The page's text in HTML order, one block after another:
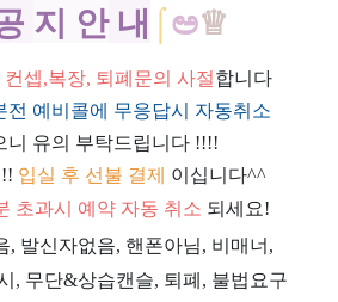
지 안내 ⌠ಅ♕
셉,복장, 퇴폐문의 사절합니다
전 예비콜에 무응답시 자동취소
니 유의 부탁드립니다 !!!!
입실 후 선불 결제 이십니다^^
초과시 예약 자동 취소 되세요!
, 발신자없음, 핸폰아님, 비매너,
, 무단&상습캔슬, 퇴폐, 불법요구